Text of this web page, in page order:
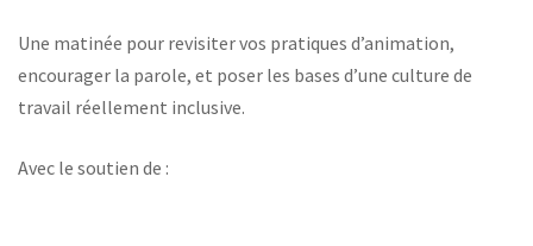
Une matinée pour revisiter vos pratiques d’animation,
encourager la parole, et poser les bases d’une culture de
travail réellement inclusive.
Avec le soutien de :